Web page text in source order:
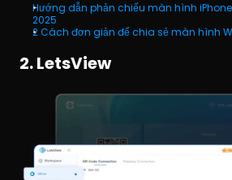
Hướng dẫn phản chiếu màn hình
2025
2 Cách đơn giản để chia sẻ màn hình
2. LetsView